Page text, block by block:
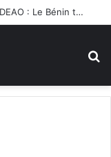
Après la levée des sanctions de la CEDEAO : Le Bénin tend la main au Niger